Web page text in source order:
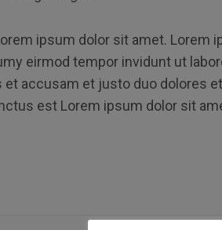
ipsum dolor sit amet. Lorem
eirmod tempor invidunt ut
et accusam et justo duo dolores
est Lorem ipsum dolor sit